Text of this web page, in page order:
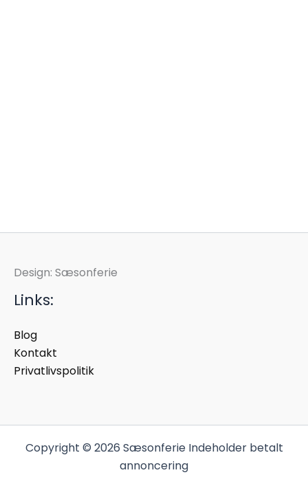
Design: Sæsonferie
Links:
Blog
Kontakt
Privatlivspolitik
Copyright © 2026 Sæsonferie Indeholder betalt
annoncering